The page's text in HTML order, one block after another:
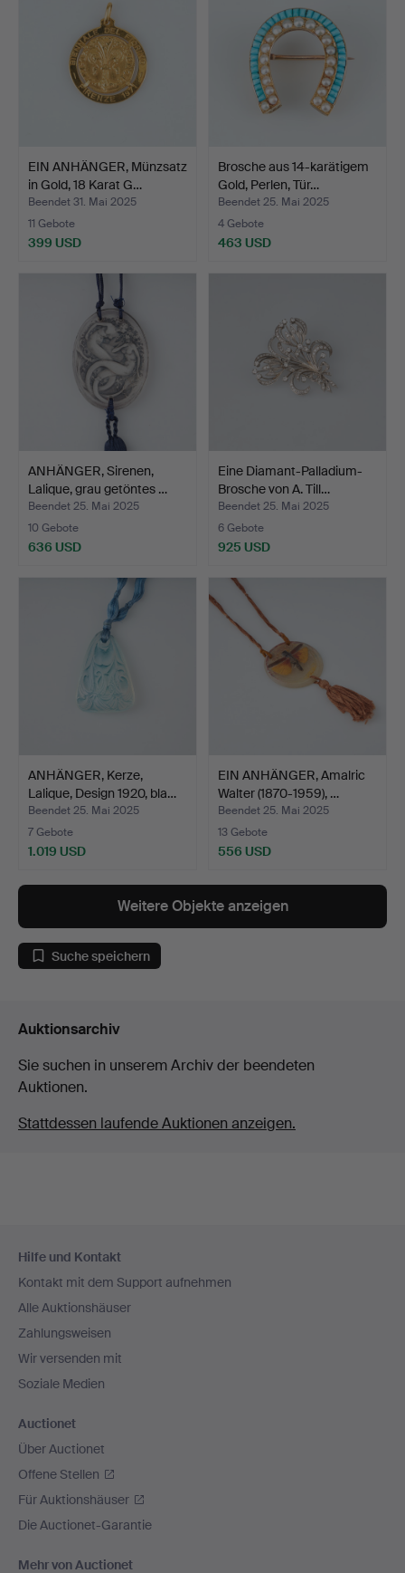
EIN ANHÄNGER, Münzsatz
in Gold, 18 Karat G…
Beendet 31. Mai 2025
11 Gebote
399 USD
Brosche aus 14-karätigem
Gold, Perlen, Tür…
Beendet 25. Mai 2025
4 Gebote
463 USD
ANHÄNGER, Sirenen,
Lalique, grau getöntes …
Beendet 25. Mai 2025
10 Gebote
636 USD
Eine Diamant-Palladium-
Brosche von A. Till…
Beendet 25. Mai 2025
6 Gebote
925 USD
ANHÄNGER, Kerze,
Lalique, Design 1920, bla…
Beendet 25. Mai 2025
7 Gebote
1.019 USD
EIN ANHÄNGER, Amalric
Walter (1870-1959), …
Beendet 25. Mai 2025
13 Gebote
556 USD
Weitere Objekte anzeigen
Suche speichern
Auktionsarchiv
Sie suchen in unserem Archiv der beendeten
Auktionen.
Stattdessen laufende Auktionen anzeigen.
Navigation
Hilfe und Kontakt
Kontakt mit dem Support aufnehmen
Alle Auktionshäuser
Zahlungsweisen
Wir versenden mit
Soziale Medien
Auctionet
Über Auctionet
Offene Stellen
Für Auktionshäuser
Die Auctionet-Garantie
Mehr von Auctionet